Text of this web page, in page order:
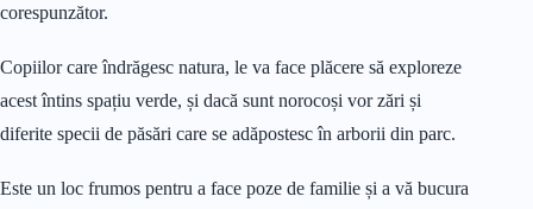
corespunzător.
Copiilor care îndrăgesc natura, le va face plăcere să exploreze
acest întins spațiu verde, și dacă sunt norocoși vor zări și
diferite specii de păsări care se adăpostesc în arborii din parc.
Este un loc frumos pentru a face poze de familie și a vă bucura